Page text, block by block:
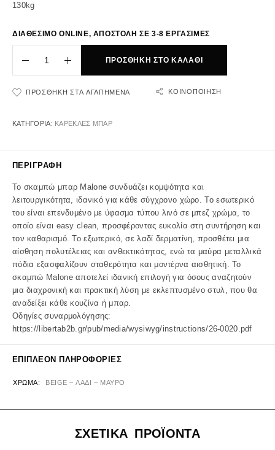
130kg
ΔΙΑΘΕΣΙΜΟ ONLINE, ΑΠΟΣΤΟΛΗ ΣΕ 3-8 ΕΡΓΑΣΙΜΕΣ
ΠΡΟΣΘΉΚΗ ΣΤΟ ΚΑΛΆΘΙ
ΠΡΟΣΘΉΚΗ ΣΤΑ ΑΓΑΠΗΜΈΝΑ ΚΟΙΝΟΠΟΊΗΣΗ
ΚΑΤΗΓΟΡΊΑ: ΚΑΡΕΚΛΕΣ ΜΠΑΡ
ΠΕΡΙΓΡΑΦΉ
Το σκαμπώ μπαρ Malone συνδυάζει κομψότητα και
λειτουργικότητα, ιδανικό για κάθε σύγχρονο χώρο. Το εσωτερικό
του είναι επενδυμένο με ύφασμα τύπου λινό σε μπεζ χρώμα, το
οποίο είναι easy clean, προσφέροντας ευκολία στη συντήρηση και
τον καθαρισμό. Το εξωτερικό, σε λαδί δερματίνη, προσθέτει μια
αίσθηση πολυτέλειας και ανθεκτικότητας, ενώ τα μαύρα μεταλλικά
πόδια εξασφαλίζουν σταθερότητα και μοντέρνα αισθητική. Το
σκαμπώ Malone αποτελεί ιδανική επιλογή για όσους αναζητούν
μια διαχρονική και πρακτική λύση με εκλεπτυσμένο στυλ, που θα
αναδείξει κάθε κουζίνα ή μπαρ.
Οδηγίες συναρμολόγησης:
https://libertab2b.gr/pub/media/wysiwyg/instructions/26-0020.pdf
ΕΠΙΠΛΈΟΝ ΠΛΗΡΟΦΟΡΊΕΣ
ΧΡΏΜΑ BEIGE – ΛΑΔΙ – ΜΑΥΡΟ
ΣΧΕΤΙΚΑ ΠΡΟΪΟΝΤΑ